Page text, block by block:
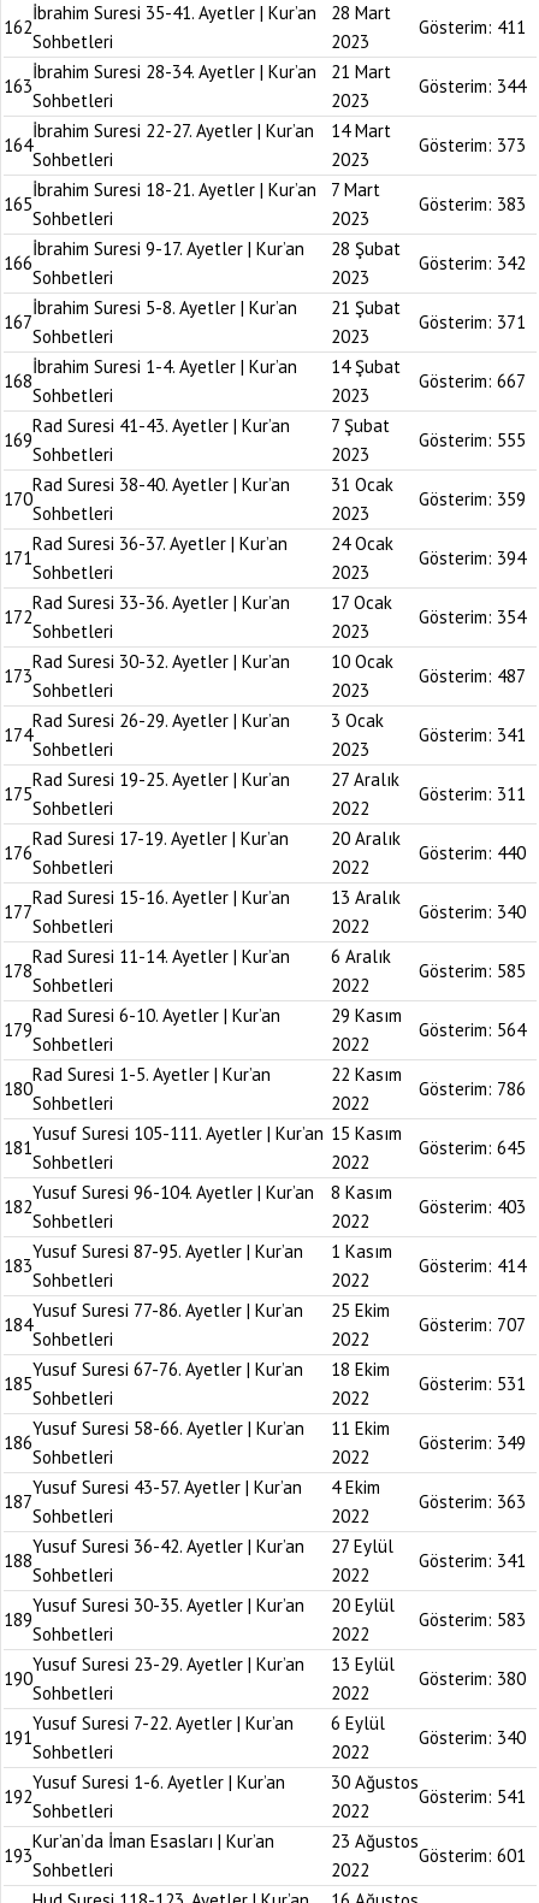
162
İbrahim Suresi 35-41. Ayetler | Kur’an
Sohbetleri
28 Mart
2023
Gösterim: 411
163
İbrahim Suresi 28-34. Ayetler | Kur’an
Sohbetleri
21 Mart
2023
Gösterim: 344
164
İbrahim Suresi 22-27. Ayetler | Kur’an
Sohbetleri
14 Mart
2023
Gösterim: 373
165
İbrahim Suresi 18-21. Ayetler | Kur’an
Sohbetleri
7 Mart
2023
Gösterim: 383
166
İbrahim Suresi 9-17. Ayetler | Kur’an
Sohbetleri
28 Şubat
2023
Gösterim: 342
167
İbrahim Suresi 5-8. Ayetler | Kur’an
Sohbetleri
21 Şubat
2023
Gösterim: 371
168
İbrahim Suresi 1-4. Ayetler | Kur’an
Sohbetleri
14 Şubat
2023
Gösterim: 667
169
Rad Suresi 41-43. Ayetler | Kur’an
Sohbetleri
7 Şubat
2023
Gösterim: 555
170
Rad Suresi 38-40. Ayetler | Kur’an
Sohbetleri
31 Ocak
2023
Gösterim: 359
171
Rad Suresi 36-37. Ayetler | Kur’an
Sohbetleri
24 Ocak
2023
Gösterim: 394
172
Rad Suresi 33-36. Ayetler | Kur’an
Sohbetleri
17 Ocak
2023
Gösterim: 354
173
Rad Suresi 30-32. Ayetler | Kur’an
Sohbetleri
10 Ocak
2023
Gösterim: 487
174
Rad Suresi 26-29. Ayetler | Kur’an
Sohbetleri
3 Ocak
2023
Gösterim: 341
175
Rad Suresi 19-25. Ayetler | Kur’an
Sohbetleri
27 Aralık
2022
Gösterim: 311
176
Rad Suresi 17-19. Ayetler | Kur’an
Sohbetleri
20 Aralık
2022
Gösterim: 440
177
Rad Suresi 15-16. Ayetler | Kur’an
Sohbetleri
13 Aralık
2022
Gösterim: 340
178
Rad Suresi 11-14. Ayetler | Kur’an
Sohbetleri
6 Aralık
2022
Gösterim: 585
179
Rad Suresi 6-10. Ayetler | Kur’an
Sohbetleri
29 Kasım
2022
Gösterim: 564
180
Rad Suresi 1-5. Ayetler | Kur’an
Sohbetleri
22 Kasım
2022
Gösterim: 786
181
Yusuf Suresi 105-111. Ayetler | Kur’an
Sohbetleri
15 Kasım
2022
Gösterim: 645
182
Yusuf Suresi 96-104. Ayetler | Kur’an
Sohbetleri
8 Kasım
2022
Gösterim: 403
183
Yusuf Suresi 87-95. Ayetler | Kur’an
Sohbetleri
1 Kasım
2022
Gösterim: 414
184
Yusuf Suresi 77-86. Ayetler | Kur’an
Sohbetleri
25 Ekim
2022
Gösterim: 707
185
Yusuf Suresi 67-76. Ayetler | Kur’an
Sohbetleri
18 Ekim
2022
Gösterim: 531
186
Yusuf Suresi 58-66. Ayetler | Kur’an
Sohbetleri
11 Ekim
2022
Gösterim: 349
187
Yusuf Suresi 43-57. Ayetler | Kur’an
Sohbetleri
4 Ekim
2022
Gösterim: 363
188
Yusuf Suresi 36-42. Ayetler | Kur’an
Sohbetleri
27 Eylül
2022
Gösterim: 341
189
Yusuf Suresi 30-35. Ayetler | Kur’an
Sohbetleri
20 Eylül
2022
Gösterim: 583
190
Yusuf Suresi 23-29. Ayetler | Kur’an
Sohbetleri
13 Eylül
2022
Gösterim: 380
191
Yusuf Suresi 7-22. Ayetler | Kur’an
Sohbetleri
6 Eylül
2022
Gösterim: 340
192
Yusuf Suresi 1-6. Ayetler | Kur’an
Sohbetleri
30 Ağustos
2022
Gösterim: 541
193
Kur’an’da İman Esasları | Kur’an
Sohbetleri
23 Ağustos
2022
Gösterim: 601